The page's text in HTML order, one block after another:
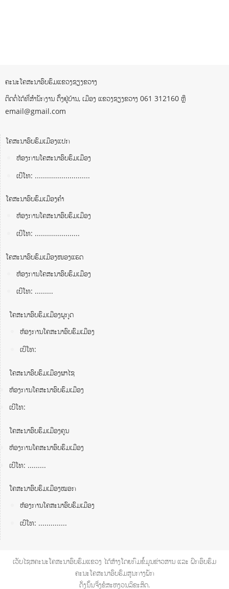
ຄະນະໂຄສະນາອົບຮົມແຂວງຊຽງຂວາງ
ຕິດຕໍ່ໄດ້ທີ່ສຳນັກງານ ຕັ້ງຢູ່ບ້ານ, ເມືອງ ແຂວງຊຽງຂວາງ 061 312160 ຫຼື
email@gmail.com
ໂຄສະນາອົບຮົມເມືອງແປກ
ຫ້ອງການໂຄສະນາອົບຮົມເມືອງ
ເບີໂທ: ...........................
ໂຄສະນາອົບຮົມເມືອງຄໍາ
ຫ້ອງການໂຄສະນາອົບຮົມເມືອງ
ເບີໂທ: ......................
ໂຄສະນາອົບຮົມເມືອງໜອງແຮດ
ຫ້ອງການໂຄສະນາອົບຮົມເມືອງ
ເບີໂທ: .........
ໂຄສະນາອົບຮົມເມືອງພູກູດ
ຫ້ອງການໂຄສະນາອົບຮົມເມືອງ
ເບີໂທ:
ໂຄສະນາອົບຮົມເມືອງຜາໄຊ
ຫ້ອງການໂຄສະນາອົບຮົມເມືອງ
ເບີໂທ:
ໂຄສະນາອົບຮົມເມືອງຄູນ
ຫ້ອງການໂຄສະນາອົບຮົມເມືອງ
ເບີໂທ: .........
ໂຄສະນາອົບຮົມເມືອງໝອກ
ຫ້ອງການໂຄສະນາອົບຮົມເມືອງ
ເບີໂທ: ..............
ເວັບໄຊສຄະນະໂຄສະນາອົບຮົມແຂວງ ໄດ້ສ້າງໂດຍກົມຂໍ້ມູນຂ່າວສານ ແລະ ຝຶກອົບຮົມ
ຄະນະໂຄສະນາອົບຮົມສູນກາງພັກ
ດັ່ງນັ້ນຈື່ງຂໍສະຫງວນລິຂະສິດ.